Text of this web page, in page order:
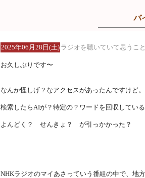
バ
2025年06月28日(土) ラジオを聴いていて思うこと
お久しぶりです〜
なんか怪しげ？なアクセスがあったんですけど。
検索したらAIが？特定の？ワードを回収してい
よんどく？ せんきょ？ が引っかかった？
NHKラジオのマイあさっていう番組の中で、